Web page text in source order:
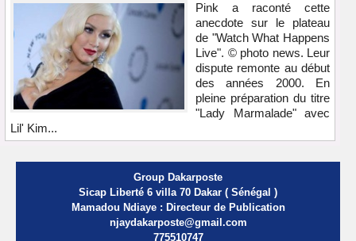
Pink a raconté cette
anecdote sur le plateau
de "Watch What Happens
Live". © photo news. Leur
dispute remonte au début
des années 2000. En
pleine préparation du titre
"Lady Marmalade" avec
Lil' Kim...
Group Dakarposte
Sicap Liberté 6 villa 70 Dakar ( Sénégal )
Mamadou Ndiaye : Directeur de Publication
njaydakarposte@gmail.com
775510747